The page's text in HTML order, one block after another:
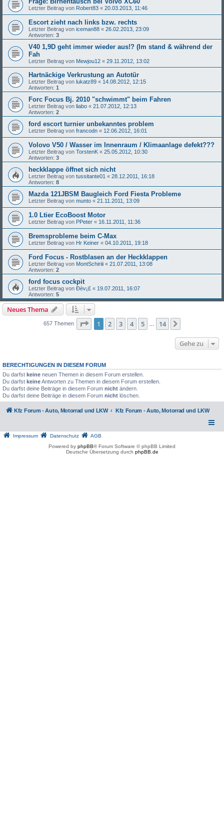
Letzter Beitrag von Robert83 « 20.03.2013, 11:46
Escort zieht nach links bzw. rechts
Letzter Beitrag von iceman88 « 26.02.2013, 23:09
Antworten: 3
V40 1,9D geht immer wieder aus!? (Im stand & während der
Fah
Letzter Beitrag von Mewjou12 « 29.11.2012, 13:02
Hartnäckige Verkrustung an Autotür
Letzter Beitrag von lukatz89 « 14.08.2012, 12:15
Antworten: 1
Forc Focus Bj. 2010 "schwimmt" beim Fahren
Letzter Beitrag von liabo « 21.07.2012, 12:13
Antworten: 2
ford escort turnier unbekanntes problem
Letzter Beitrag von francodn « 12.06.2012, 16:01
Volovo V50 / Wasser im Innenraum / Klimaanlage defekt???
Letzter Beitrag von TorstenK « 25.05.2012, 10:30
Antworten: 3
heckklappe öffnet sich nicht
Letzter Beitrag von tussitante01 « 28.12.2011, 16:18
Antworten: 8
Mazda 121JBSM Baugleich Ford Fiesta Probleme
Letzter Beitrag von munto « 21.11.2011, 13:09
1.0 Ltier EcoBoost Motor
Letzter Beitrag von PPeter « 16.11.2011, 11:36
Bremsprobleme beim C-Max
Letzter Beitrag von Hr Keiner « 04.10.2011, 19:18
Ford Focus - Rostblasen an der Heckklappen
Letzter Beitrag von MontSchiriii « 21.07.2011, 13:08
Antworten: 2
ford focus cockpit
Letzter Beitrag von Ðèv¡£ « 19.07.2011, 16:07
Antworten: 5
Neues Thema
657 Themen Seite 1von 14
1 2 3 4 5 14
Gehe zu
BERECHTIGUNGEN IN DIESEM FORUM
Du darfst keine neuen Themen in diesem Forum erstellen.
Du darfst keineAntworten zu Themen in diesem Forum erstellen.
Du darfst deine Beiträge in diesem Forum nicht ändern.
Du darfst deine Beiträge in diesem Forum nicht löschen.
Kfz Forum - Auto, Motorrad und LKW Kfz Forum - Auto, Motorrad und LKW
Impressum Datenschutz
AGB
Powered by phpBB® Forum Software © phpBB Limited
Deutsche Übersetzung durch phpBB.de